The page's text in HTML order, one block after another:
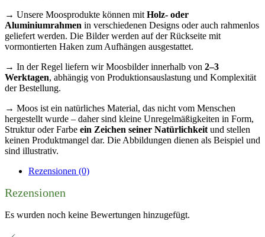
→ Unsere Moosprodukte können mit Holz- oder
Aluminiumrahmen in verschiedenen Designs oder auch rahmenlos
geliefert werden. Die Bilder werden auf der Rückseite mit
vormontierten Haken zum Aufhängen ausgestattet.
→ In der Regel liefern wir Moosbilder innerhalb von 2–3
Werktagen, abhängig von Produktionsauslastung und Komplexität
der Bestellung.
→ Moos ist ein natürliches Material, das nicht vom Menschen
hergestellt wurde – daher sind kleine Unregelmäßigkeiten in Form,
Struktur oder Farbe ein Zeichen seiner Natürlichkeit und stellen
keinen Produktmangel dar. Die Abbildungen dienen als Beispiel und
sind illustrativ.
Rezensionen (0)
Rezensionen
Es wurden noch keine Bewertungen hinzugefügt.